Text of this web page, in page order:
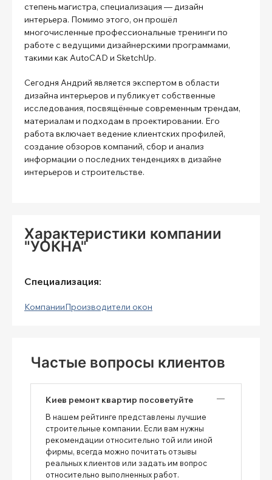
степень магистра, специализация — дизайн
интерьера. Помимо этого, он прошёл
многочисленные профессиональные тренинги по
работе с ведущими дизайнерскими программами,
такими как AutoCAD и SketchUp.
Сегодня Андрий является экспертом в области
дизайна интерьеров и публикует собственные
исследования, посвящённые современным трендам,
материалам и подходам в проектировании. Его
работа включает ведение клиентских профилей,
создание обзоров компаний, сбор и анализ
информации о последних тенденциях в дизайне
интерьеров и строительстве.
Характеристики компании
"УОКНА"
Специализация:
КомпанииПроизводители окон
Частые вопросы клиентов
Киев ремонт квартир посоветуйте
В нашем рейтинге представлены лучшие
строительные компании. Если вам нужны
рекомендации относительно той или иной
фирмы, всегда можно почитать отзывы
реальных клиентов или задать им вопрос
относительно выполненных работ.